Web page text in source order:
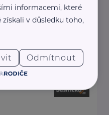
... informacemi, které
v důsledku toho,
Odmítnout